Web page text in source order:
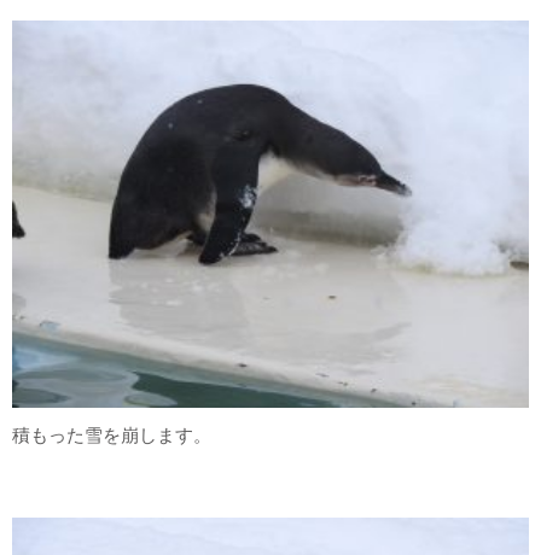
積もった雪を崩します。